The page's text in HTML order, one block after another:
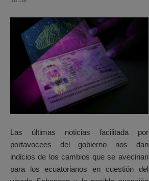
Las últimas noticias facilitada por
portavocees del gobierno nos dan
indicios de los cambios que se avecinan
para los ecuatorianos en cuestión del